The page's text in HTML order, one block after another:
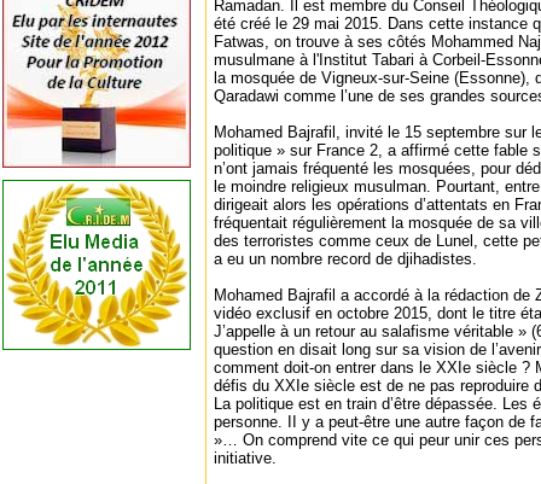
Ramadan. Il est membre du Conseil
été créé le 29 mai 2015. Dans cette instance
Fatwas, on trouve à ses côtés Mohammed
musulmane à l'Institut Tabari à Corbeil-
la mosquée de Vigneux-sur-Seine (Essonne),
Qaradawi comme l’une de ses grandes
Mohamed Bajrafil, invité le 15 septembre sur
politique » sur France 2, a affirmé cette fable
n’ont jamais fréquenté les mosquées, pour
le moindre religieux musulman. Pourtant,
dirigeait alors les opérations d’attentats en
fréquentait régulièrement la mosquée de sa
des terroristes comme ceux de Lunel, cette
a eu un nombre record de djihadistes.
Mohamed Bajrafil a accordé à la rédaction de
vidéo exclusif en octobre 2015, dont le titre
J’appelle à un retour au salafisme véritable »
question en disait long sur sa vision de
comment doit-on entrer dans le XXIe siècle ?
défis du XXIe siècle est de ne pas reproduire
La politique est en train d’être dépassée. Les
personne. II y a peut-être une autre façon de
»… On comprend vite ce qui peur unir ces
initiative.